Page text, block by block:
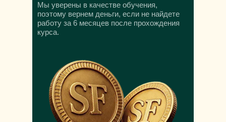
Мы уверены в качестве обучения,
поэтому вернем деньги, если не найдете
работу за 6 месяцев после прохождения
курса.